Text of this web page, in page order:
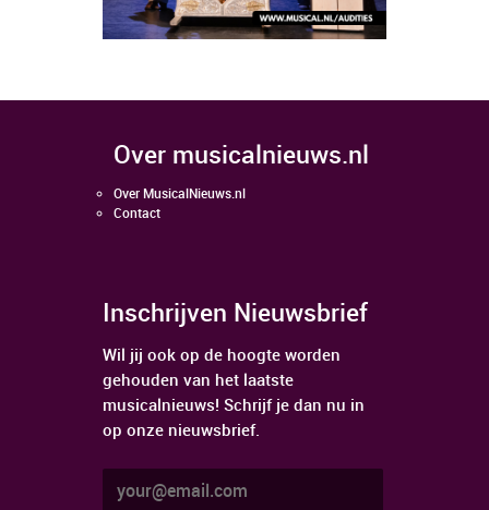
over musicalnieuws.nl
Over MusicalNieuws.nl
Contact
Inschrijven Nieuwsbrief
Wil jij ook op de hoogte worden
gehouden van het laatste
musicalnieuws! Schrijf je dan nu in
op onze nieuwsbrief.